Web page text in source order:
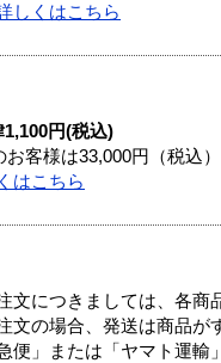
しくはこちら
1,100円(税込)
客様は33,000円（税込
はこちら
文につきましては、各商
文の場合、発送は商品が
便」または「ヤマト運輸